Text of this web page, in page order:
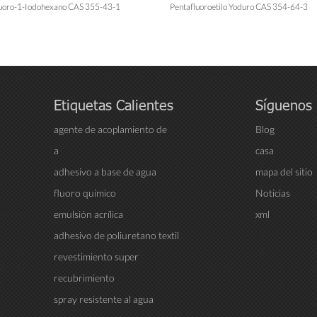
1-Iodohexano CAS 355-43-1 Pentafluoroetilo Yoduro CAS 354-64-3
Etiquetas Calientes
agente de acoplamiento de
a
adhesivo a base de agua
fluoro químico
emulsión acrílica
adhesivo de poliuretano textil
revestimiento super
recubrimiento
agua
spray resistente al agua
Síguenos
Blog
casa
mapa del sitio
Noticias
xml